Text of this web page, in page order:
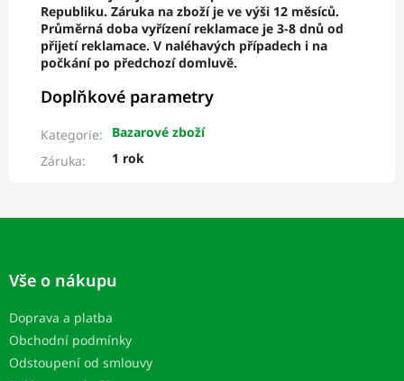
Republiku. Záruka na zboží je ve výši 12 měsíců.
Průměrná doba vyřízení reklamace je 3-8 dnů od
přijetí reklamace. V naléhavých případech i na
počkání po předchozí domluvě.
Doplňkové parametry
Kategorie:
Bazarové zboží
Záruka: 1 rok
Z
Vše o nákupu
Doprava a platba
Obchodní podmínky
Odstoupení od smlouvy